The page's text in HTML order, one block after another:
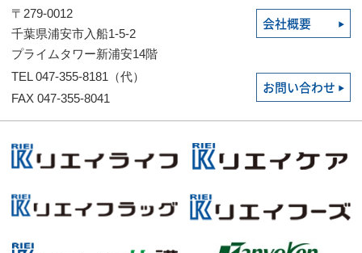
〒279-0012
千葉県浦安市入船1-5-2
プライムタワー新浦安14階
会社概要
TEL 047-355-8181（代）
FAX 047-355-8041
お問い合わせ